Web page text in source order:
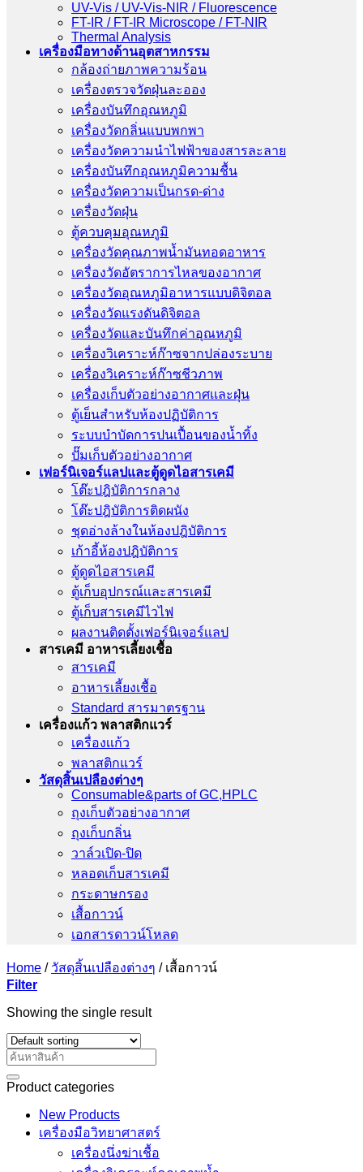
UV-Vis / UV-Vis-NIR / Fluorescence
FT-IR / FT-IR Microscope / FT-NIR
Thermal Analysis
เครื่องมือทางด้านอุตสาหกรรม
กล้องถ่ายภาพความร้อน
เครื่องตรวจวัดฝุ่นละออง
เครื่องบันทึกอุณหภูมิ
เครื่องวัดกลิ่นแบบพกพา
เครื่องวัดความนําไฟฟ้าของสารละลาย
เครื่องบันทึกอุณหภูมิความชื้น
เครื่องวัดความเป็นกรด-ด่าง
เครื่องวัดฝุ่น
ตู้ควบคุมอุณหภูมิ
เครื่องวัดคุณภาพน้ำมันทอดอาหาร
เครื่องวัดอัตราการไหลของอากาศ
เครื่องวัดอุณหภูมิอาหารแบบดิจิตอล
เครื่องวัดแรงดันดิจิตอล
เครื่องวัดและบันทึกค่าอุณหภูมิ
เครื่องวิเคราะห์ก๊าซจากปล่องระบาย
เครื่องวิเคราะห์ก๊าซชีวภาพ
เครื่องเก็บตัวอย่างอากาศเเละฝุ่น
ตู้เย็นสำหรับห้องปฏิบัติการ
ระบบบำบัดการปนเปื้อนของน้ำทิ้ง
ปั๊มเก็บตัวอย่างอากาศ
เฟอร์นิเจอร์แลปและตู้ดูดไอสารเคมี
โต๊ะปฎิบัติการกลาง
โต๊ะปฎิบัติการติดผนัง
ชุดอ่างล้างในห้องปฎิบัติการ
เก้าอี้ห้องปฎิบัติการ
ตู้ดูดไอสารเคมี
ตู้เก็บอุปกรณ์เเละสารเคมี
ตู้เก็บสารเคมีไวไฟ
ผลงานติดตั้งเฟอร์นิเจอร์เเลป
สารเคมี อาหารเลี้ยงเชื้อ
สารเคมี
อาหารเลี้ยงเชื้อ
Standard สารมาตรฐาน
เครื่องเเก้ว พลาสติกแวร์
เครื่องเเก้ว
พลาสติกแวร์
วัสดุสิ้นเปลืองต่างๆ
Consumable&parts of GC,HPLC
ถุงเก็บตัวอย่างอากาศ
ถุงเก็บกลิ่น
วาล์วเปิด-ปิด
หลอดเก็บสารเคมี
กระดาษกรอง
เสื้อกาวน์
เอกสารดาวน์โหลด
Home / วัสดุสิ้นเปลืองต่างๆ /เสื้อกาวน์
Filter
Showing the single result
Search
for:
Product categories
New Products
เครื่องมือวิทยาศาสตร์
เครื่องนึ่งฆ่าเชื้อ